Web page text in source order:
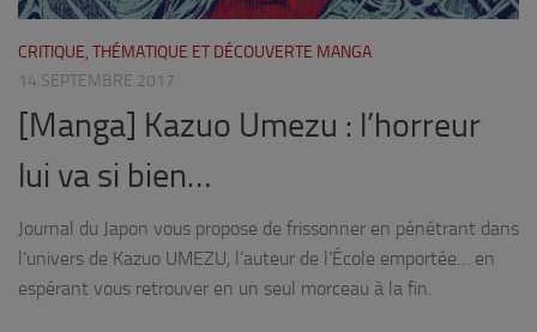
CRITIQUE, THÉMATIQUE ET DÉCOUVERTE MANGA
14 SEPTEMBRE 2017
[Manga] Kazuo Umezu : l’horreur
lui va si bien…
Journal du Japon vous propose de frissonner en pénétrant dans
l’univers de Kazuo UMEZU, l’auteur de l’École emportée… en
espérant vous retrouver en un seul morceau à la fin.